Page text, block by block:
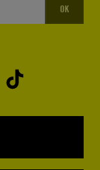
OK